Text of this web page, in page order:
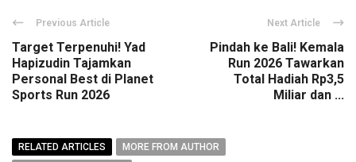
Previous Article
Target Terpenuhi! Yad
Hapizudin Tajamkan
Personal Best di Planet
Sports Run 2026
Next Article
Pindah ke Bali! Kemala
Run 2026 Tawarkan
Total Hadiah Rp3,5
Miliar dan ...
RELATED ARTICLES
MORE FROM AUTHOR